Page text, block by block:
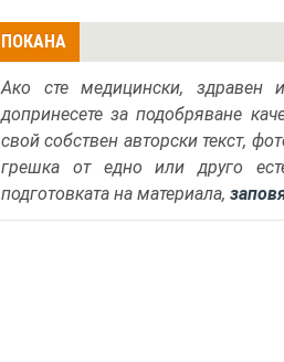
ПОКАНА
Ако сте медицински, здравен
допринесете за подобряване
свой собствен авторски текст,
грешка от едно или друго
подготовката на материала,